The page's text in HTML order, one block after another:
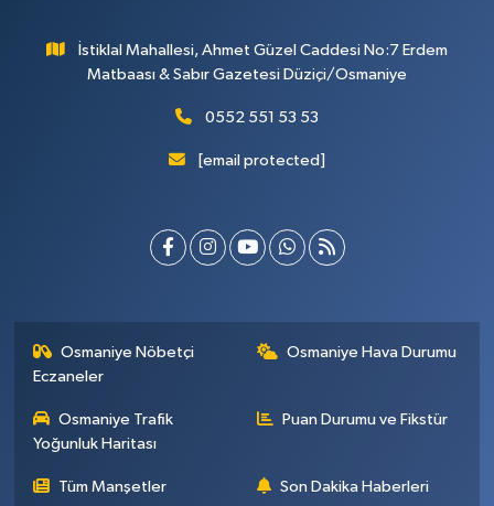
İstiklal Mahallesi, Ahmet Güzel Caddesi No:7 Erdem
Matbaası & Sabır Gazetesi Düziçi/Osmaniye
0552 551 53 53
[email protected]
Osmaniye Nöbetçi
Eczaneler
Osmaniye Hava Durumu
Osmaniye Trafik
Yoğunluk Haritası
Puan Durumu ve Fikstür
Tüm Manşetler Son Dakika Haberleri